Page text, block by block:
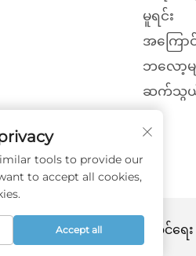
မူရင်း
အကြော
ဘလော့မျ
ဆက်သွ
ဖုကျန်း ဂွို့ဇီ ပြန်လည်ထူထောင်ရ
ည် -လျှို့ဝှက်မှုမူဝါဒ
tools to provide our
to accept all cookies,
Accept all